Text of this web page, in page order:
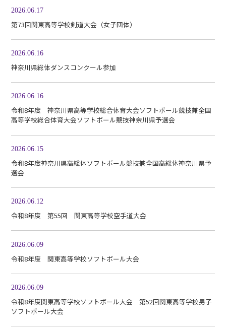
2026.06.17
第73回関東高等学校剣道大会（女子団体）
2026.06.16
神奈川県総体ダンスコンクール参加
2026.06.16
令和8年度 神奈川県高等学校総合体育大会ソフトボール競技兼全国
高等学校総合体育大会ソフトボール競技神奈川県予選会
2026.06.15
令和8年度神奈川県高総体ソフトボール競技兼全国高総体神奈川県予
選会
2026.06.12
令和8年度 第55回 関東高等学校空手道大会
2026.06.09
令和8年度 関東高等学校ソフトボール大会
2026.06.09
令和8年度関東高等学校ソフトボール大会 第52回関東高等学校男子
ソフトボール大会